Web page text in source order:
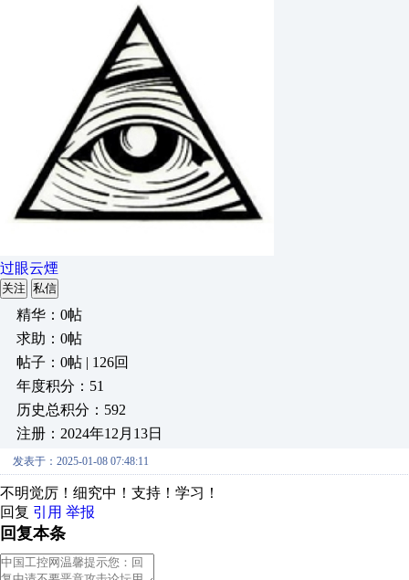
过眼云煙
关注 私信
精华：0帖
求助：0帖
帖子：0帖 | 126回
年度积分：51
历史总积分：592
注册：2024年12月13日
发表于：2025-01-08 07:48:11
不明觉厉！细究中！支持！学习！
回复 引用 举报
回复本条